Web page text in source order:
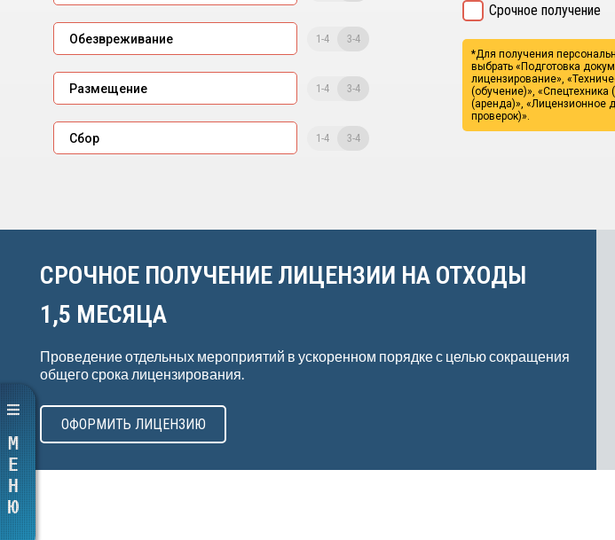
Обезвреживание 1-4 3-4
Размещение 1-4 3-4
Сбор 1-4 3-4
Срочное получение
*Для получения
выбрать «Подготовка
лицензирование»,
(обучение)»,
(аренда)», «Лицензионное
проверок)».
СРОЧНОЕ ПОЛУЧЕНИЕ ЛИЦЕНЗИИ НА ОТХОДЫ
1,5 МЕСЯЦА
Проведение отдельных мероприятий в ускоренном порядке с целью сокращения
общего срока лицензирования.
ОФОРМИТЬ ЛИЦЕНЗИЮ
МЕНЮ